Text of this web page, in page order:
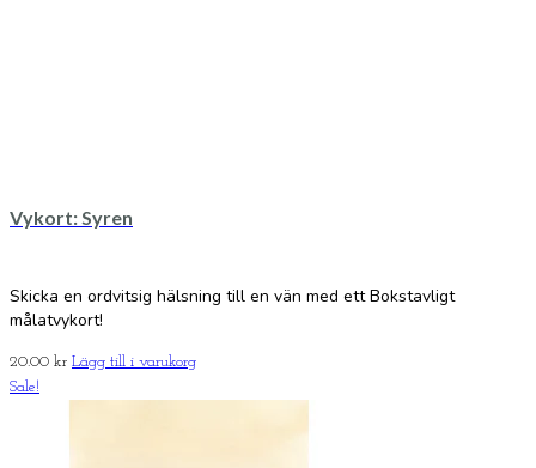
Vykort: Syren
Skicka en ordvitsig hälsning till en vän med ett Bokstavligt
målatvykort!
20.00 kr Lägg till i varukorg
Sale!